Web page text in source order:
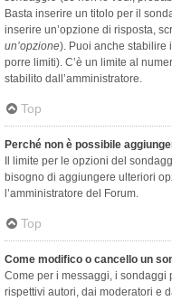
Basta inserire un titolo per il
inserire un’opzione di risposta,
un’opzione). Puoi anche stabilire
porre limiti). C’è un limite al
stabilito dall’amministratore.
Top
Perché non è possibile
Il limite per le opzioni del
bisogno di aggiungere ulteriori
l’amministratore del Forum.
Top
Come modifico o cancello un
Come per i messaggi, i sondaggi
rispettivi autori, dai moderatori e